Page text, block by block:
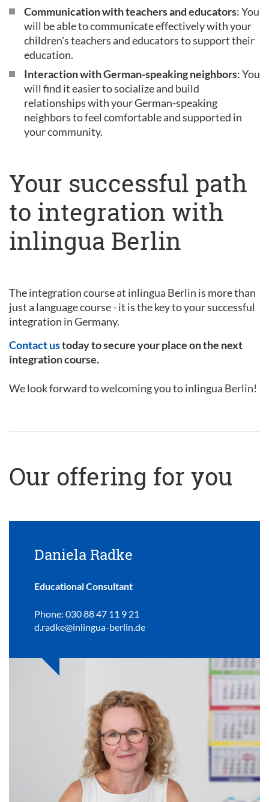
Communication with teachers and educators: You
will be able to communicate effectively with your
children's teachers and educators to support their
education.
Interaction with German-speaking neighbors: You
will find it easier to socialize and build
relationships with your German-speaking
neighbors to feel comfortable and supported in
your community.
Your successful path
to integration with
inlingua Berlin
The integration course at inlingua Berlin is more than
just a language course - it is the key to your successful
integration in Germany.
Contact ustoday to secure your place on the next
integration course.
We look forward to welcoming you to inlingua Berlin!
Our offering for you
Daniela Radke
Educational Consultant
Phone: 030 88 47 11 9 21
d.radke@inlingua-berlin.de